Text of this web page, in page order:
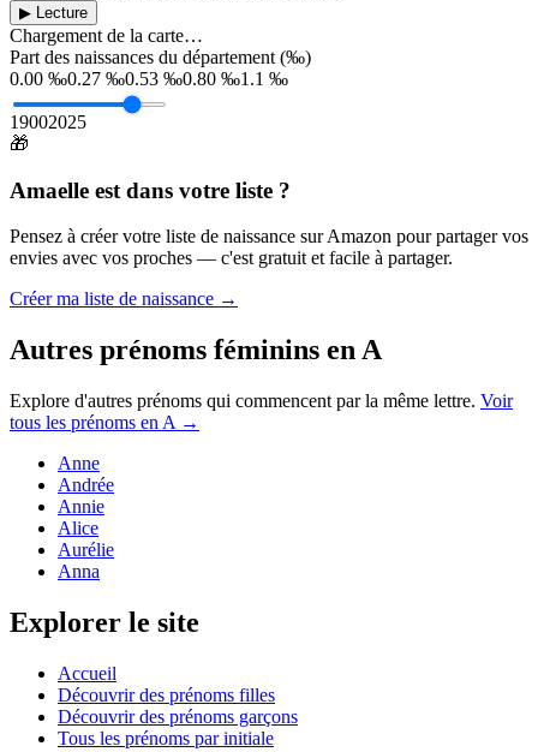
▶ Lecture
Chargement de la carte…
Part des naissances du département (‰)
0.00 ‰0.27 ‰0.53 ‰0.80 ‰1.1 ‰
19002025
🎁
Amaelle est dans votre liste ?
Pensez à créer votre liste de naissance sur Amazon pour partager vos
envies avec vos proches — c'est gratuit et facile à partager.
Créer ma liste de naissance →
Autres prénoms féminins en A
Explore d'autres prénoms qui commencent par la même lettre. Voir
tous les prénoms en A →
Anne
Andrée
Annie
Alice
Aurélie
Anna
Explorer le site
Accueil
Découvrir des prénoms filles
Découvrir des prénoms garçons
Tous les prénoms par initiale